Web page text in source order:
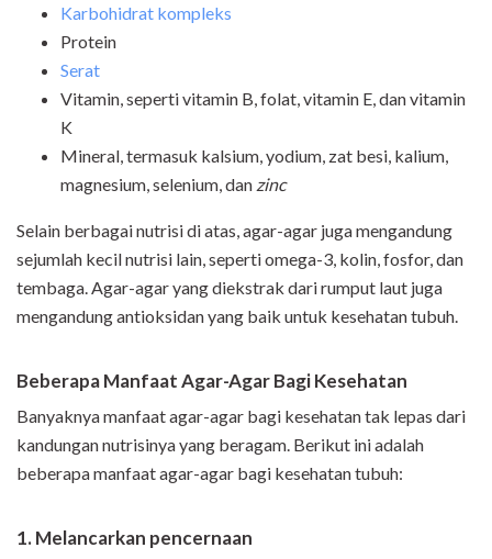
Karbohidrat kompleks
Protein
Serat
Vitamin, seperti vitamin B, folat, vitamin E, dan vitamin
K
Mineral, termasuk kalsium, yodium, zat besi, kalium,
magnesium, selenium, dan zinc
Selain berbagai nutrisi di atas, agar-agar juga mengandung
sejumlah kecil nutrisi lain, seperti omega-3, kolin, fosfor, dan
tembaga. Agar-agar yang diekstrak dari rumput laut juga
mengandung antioksidan yang baik untuk kesehatan tubuh.
Beberapa Manfaat Agar-Agar Bagi Kesehatan
Banyaknya manfaat agar-agar bagi kesehatan tak lepas dari
kandungan nutrisinya yang beragam. Berikut ini adalah
beberapa manfaat agar-agar bagi kesehatan tubuh:
1. Melancarkan pencernaan